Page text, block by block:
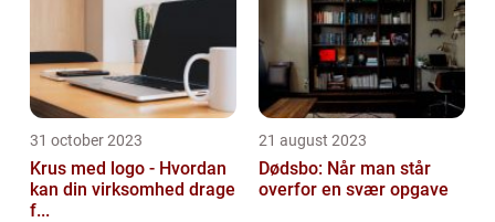
31 october 2023
Krus med logo - Hvordan
kan din virksomhed drage
f...
21 august 2023
Dødsbo: Når man står
overfor en svær opgave